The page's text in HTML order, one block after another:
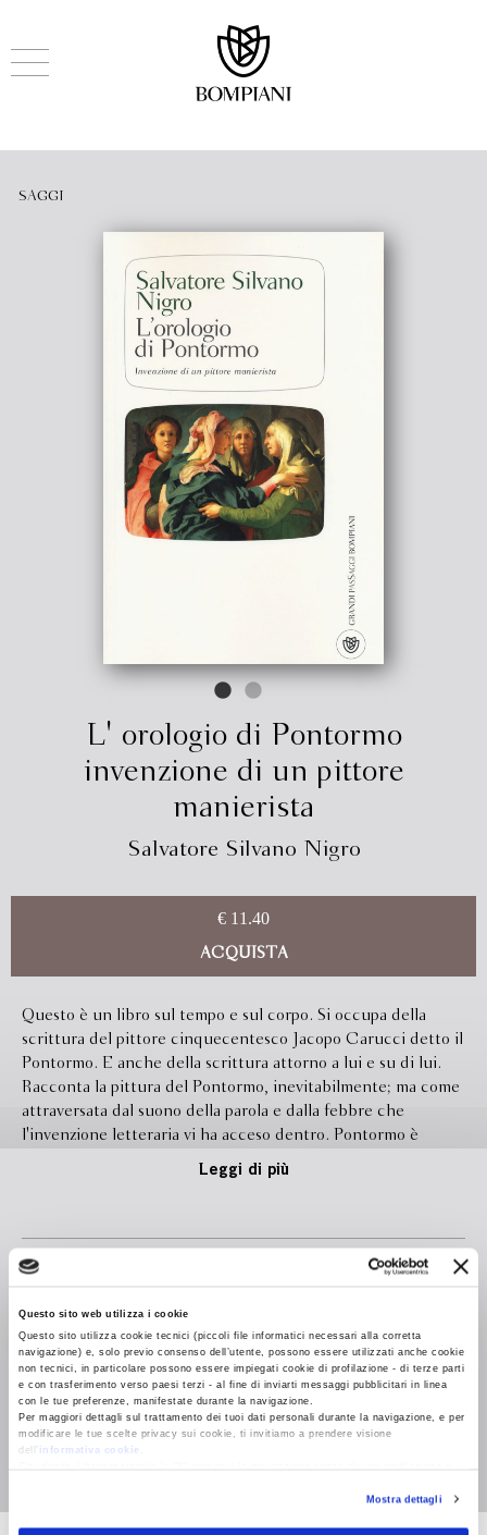
Questo sito web utilizza i cookie
Questo sito utilizza cookie tecnici (piccoli file informatici necessari alla corretta
navigazione) e, solo previo consenso dell’utente, possono essere utilizzati anche cookie
non tecnici, in particolare possono essere impiegati cookie di profilazione - di terze parti
e con trasferimento verso paesi terzi - al fine di inviarti messaggi pubblicitari in linea
con le tue preferenze, manifestate durante la navigazione.
Per maggiori dettagli sul trattamento dei tuoi dati personali durante la navigazione, e per
modificare le tue scelte privacy sui cookie, ti invitiamo a prendere visione
dell’
informativa cookie
RevocaMostra dettagli
SAGGI
L' orologio di Pontormo
invenzione di un pittore
manierista
Salvatore Silvano Nigro
€ 11.40
ACQUISTA
Questo è un libro sul tempo e sul corpo. Si occupa della
scrittura del pittore cinquecentesco Jacopo Carucci detto il
Pontormo. E anche della scrittura attorno a lui e su di lui.
Racconta la pittura del Pontormo, inevitabilmente; ma come
attraversata dal suono della parola e dalla febbre che
l'invenzione letteraria vi ha acceso dentro. Pontormo è
come patina del tempo. Se il manierismo è "ricerca della
dell'invenzione di Pontormo: "La lettera al Varchi" e "Il libro
mio" del pittore; i versi in burla inviati da Bronzino al suo
Leggi di più
Formato
Pagine 220
In libreria da Febbraio 2013
Ebook Disponibile
Isbn